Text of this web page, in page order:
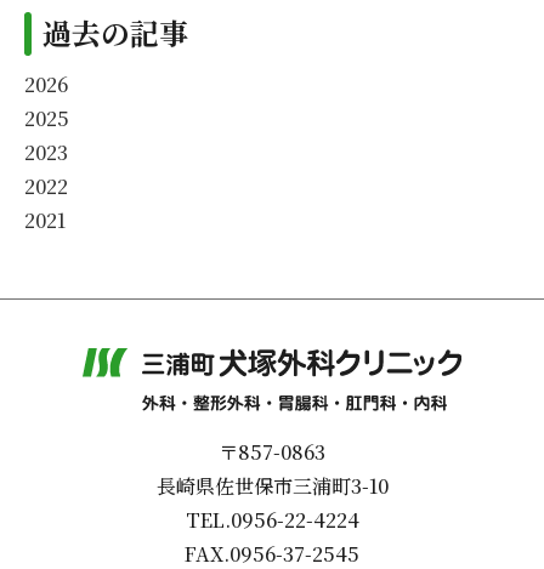
過去の記事
2026
2025
2023
2022
2021
〒857-0863
長崎県佐世保市三浦町3-10
TEL.0956-22-4224
FAX.0956-37-2545